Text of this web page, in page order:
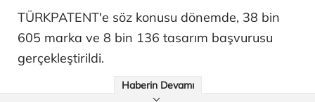
TÜRKPATENT'e söz konusu dönemde, 38 bin
605 marka ve 8 bin 136 tasarım başvurusu
gerçekleştirildi.
Haberin Devamı